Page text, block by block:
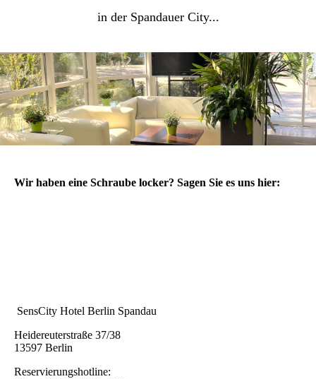
in der Spandauer City...
Wir haben eine Schraube locker? Sagen Sie es uns hier:
SensCity Hotel Berlin Spandau
Heidereuterstraße 37/38
13597 Berlin
Reservierungshotline: